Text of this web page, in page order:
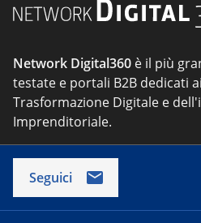
Network Digital360 è il più
testate e portali B2B dedicati
Trasformazione Digitale e
Imprenditoriale.
Seguici